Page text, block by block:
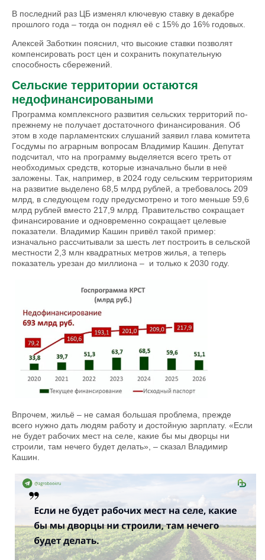
В последний раз ЦБ изменял ключевую ставку в декабре
прошлого года – тогда он поднял её с 15% до 16% годовых.
Алексей Заботкин пояснил, что высокие ставки позволят
компенсировать рост цен и сохранить покупательную
способность сбережений.
Сельские территории остаются
недофинансироваными
Программа комплексного развития сельских территорий по-
прежнему не получает достаточного финансирования. Об
этом в ходе парламентских слушаний заявил глава комитета
Госдумы по аграрным вопросам Владимир Кашин. Депутат
подсчитал, что на программу выделяется всего треть от
необходимых средств, которые изначально были в неё
заложены. Так, например, в 2024 году сельским территориям
на развитие выделено 68,5 млрд рублей, а требовалось 209
млрд, в следующем году предусмотрено и того меньше 59,6
млрд рублей вместо 217,9 млрд. Правительство сокращает
финансирование и одновременно сокращает целевые
показатели. Владимир Кашин привёл такой пример:
изначально рассчитывали за шесть лет построить в сельской
местности 2,3 млн квадратных метров жилья, а теперь
показатель урезан до миллиона – и только к 2030 году.
Впрочем, жильё – не самая большая проблема, прежде
всего нужно дать людям работу и достойную зарплату. «Если
не будет рабочих мест на селе, какие бы мы дворцы ни
строили, там нечего будет делать», – сказал Владимир
Кашин.